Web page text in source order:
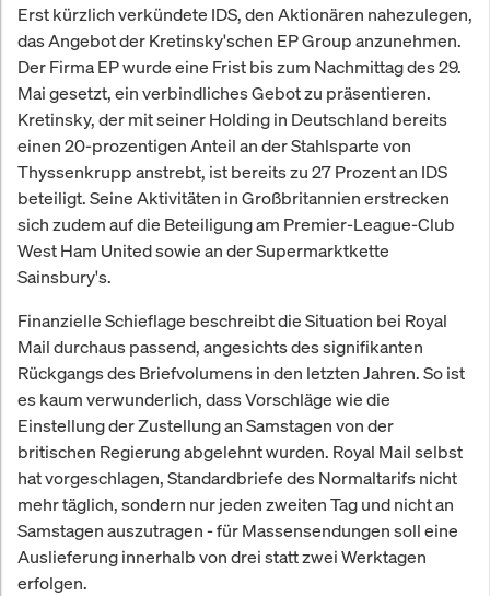
Erst kürzlich verkündete IDS, den Aktionären nahezulegen,
das Angebot der Kretinsky'schen EP Group anzunehmen.
Der Firma EP wurde eine Frist bis zum Nachmittag des 29.
Mai gesetzt, ein verbindliches Gebot zu präsentieren.
Kretinsky, der mit seiner Holding in Deutschland bereits
einen 20-prozentigen Anteil an der Stahlsparte von
Thyssenkrupp anstrebt, ist bereits zu 27 Prozent an IDS
beteiligt. Seine Aktivitäten in Großbritannien erstrecken
sich zudem auf die Beteiligung am Premier-League-Club
West Ham United sowie an der Supermarktkette
Sainsbury's.
Finanzielle Schieflage beschreibt die Situation bei Royal
Mail durchaus passend, angesichts des signifikanten
Rückgangs des Briefvolumens in den letzten Jahren. So ist
es kaum verwunderlich, dass Vorschläge wie die
Einstellung der Zustellung an Samstagen von der
britischen Regierung abgelehnt wurden. Royal Mail selbst
hat vorgeschlagen, Standardbriefe des Normaltarifs nicht
mehr täglich, sondern nur jeden zweiten Tag und nicht an
Samstagen auszutragen - für Massensendungen soll eine
Auslieferung innerhalb von drei statt zwei Werktagen
erfolgen.